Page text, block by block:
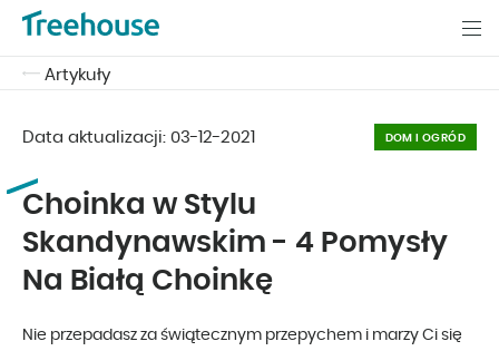
Artykuły
Data aktualizacji: 03-12-2021 DOM I OGRÓD
Choinka w Stylu
Skandynawskim - 4 Pomysły
Na Białą Choinkę
Nie przepadasz za świątecznym przepychem i marzy Ci się